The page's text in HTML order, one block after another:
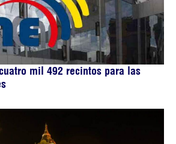
mil 492 recintos para las